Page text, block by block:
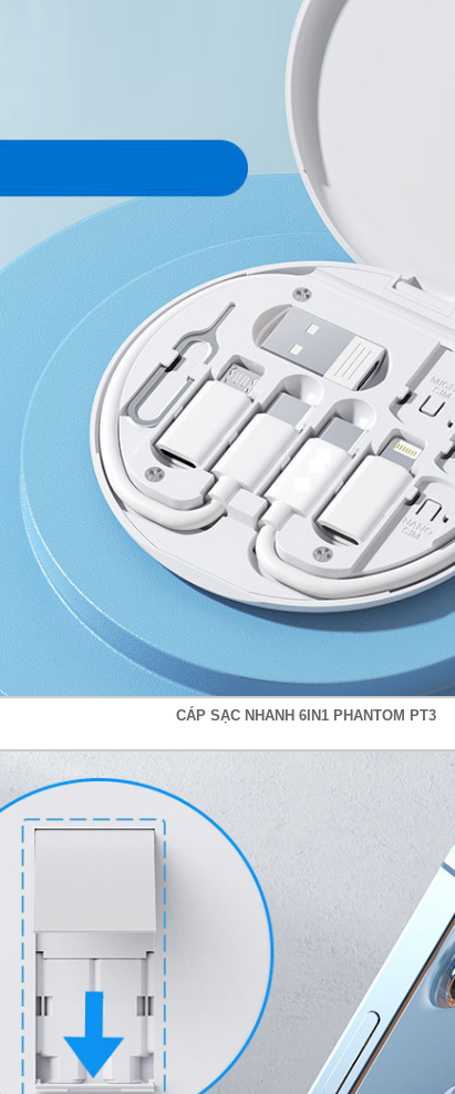
CÁP SẠC NHANH 6IN1 PHANTOM PT3